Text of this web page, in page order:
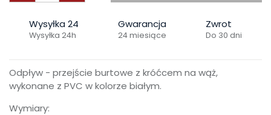
Wysyłka 24
Wysyłka 24h
Gwarancja
24 miesiące
Zwrot
Do 30 dni
Odpływ - przejście burtowe z króćcem na wąż,
wykonane z PVC w kolorze białym.
Wymiary: